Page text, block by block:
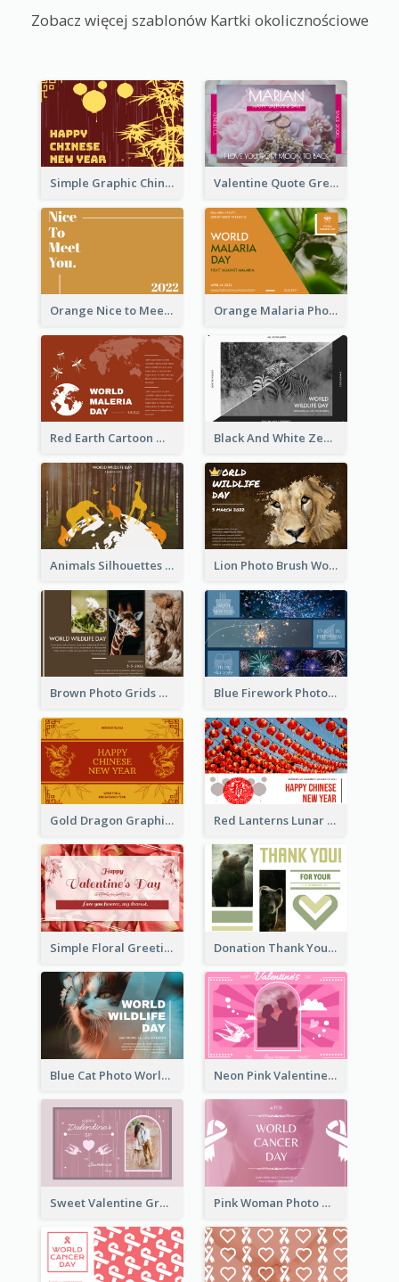
Zobacz więcej szablonów Kartki okolicznościowe
Simple Graphic Chinese New Year In Red And Yellow Valentine Quote Greeting Card
Orange Nice to Meet You Greeting Card Orange Malaria Photo World Malaria Day Greeting Card
Red Earth Cartoon World Malaria Day Greeting Card Black And White Zebra World Wildlife Day Greeting Card
Animals Silhouettes World Wildlife Day Greeting Card Lion Photo Brush World Wildlife Day Greeting Card
Brown Photo Grids World Wildlife Day Greeting Card Blue Firework Photo Grid New Year Greeting Card
Gold Dragon Graphic Lunar New Year Greeting Card Red Lanterns Lunar New Year Greeting Card
Simple Floral Greeting Card Of Valentine's Day Donation Thank You Card
Blue Cat Photo World Wildlife Day Greeting Card Neon Pink Valentine Greeting Card Design Ideas
Sweet Valentine Greeting Card Design Ideas Pink Woman Photo World Cancer Day Greeting Card